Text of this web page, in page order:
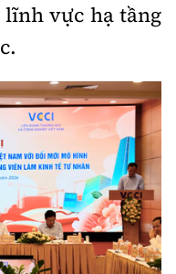
vực hạ tầng